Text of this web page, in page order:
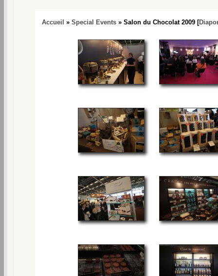
Accueil » Special Events » Salon du Chocolat 2009 [